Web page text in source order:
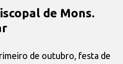
de Mons.
de outubro, festa de